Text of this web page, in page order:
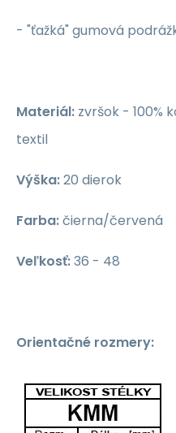
- "ťažká" gumová
Materiál: zvršok - 100%
textil
Výška:20 dierok
Farba:čierna/červená
Veľkosť:36 - 48
Orientačné rozmery: